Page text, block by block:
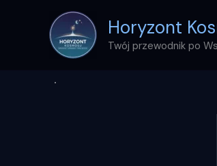
Horyzont
Twój przewodnik po